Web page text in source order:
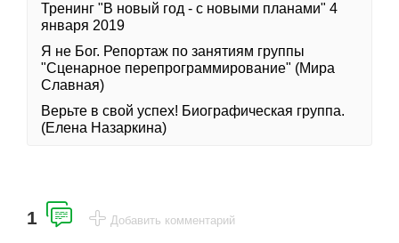
Тренинг "В новый год - с новыми планами" 4
января 2019
Я не Бог. Репортаж по занятиям группы
"Сценарное перепрограммирование" (Мира
Славная)
Верьте в свой успех! Биографическая группа.
(Елена Назаркина)
1 Добавить комментарий